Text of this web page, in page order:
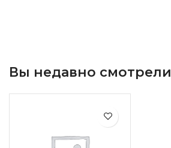
Вы недавно смотрели